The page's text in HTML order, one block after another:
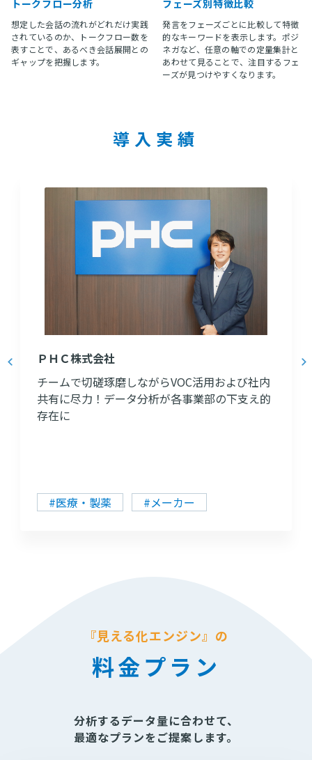
トークフロー分析
想定した会話の流れがどれだけ実践
されているのか、トークフロー数を
表すことで、あるべき会話展開との
ギャップを把握します。
フェーズ別特徴比較
発言をフェーズごとに比較して特徴
的なキーワードを表示します。ポジ
ネガなど、任意の軸での定量集計と
あわせて見ることで、注目するフェ
ーズが見つけやすくなります。
導入実績
ＰＨＣ株式会社
チームで切磋琢磨しながらVOC活用および社内
共有に尽力！データ分析が各事業部の下支え的
存在に
#医療・製薬 #メーカー
『見える化エンジン』の
料金プラン
分析するデータ量に合わせて、
最適なプランをご提案します。